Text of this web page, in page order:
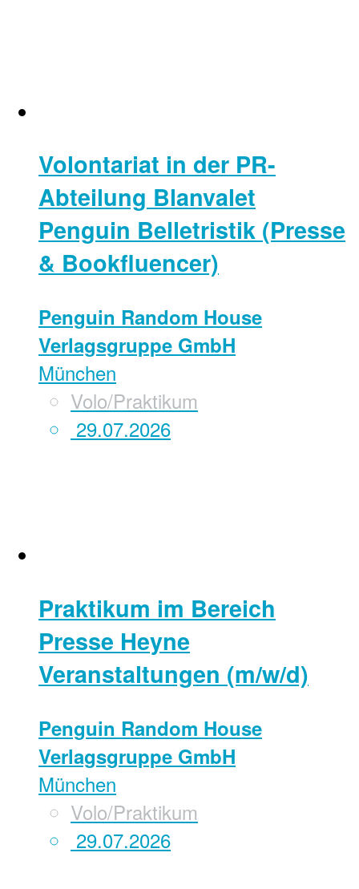
Volontariat in der PR-
Abteilung Blanvalet
Penguin Belletristik (Presse
& Bookfluencer)
Penguin Random House
Verlagsgruppe GmbH
München
Volo/Praktikum
29.07.2026
Praktikum im Bereich
Presse Heyne
Veranstaltungen (m/w/d)
Penguin Random House
Verlagsgruppe GmbH
München
Volo/Praktikum
29.07.2026